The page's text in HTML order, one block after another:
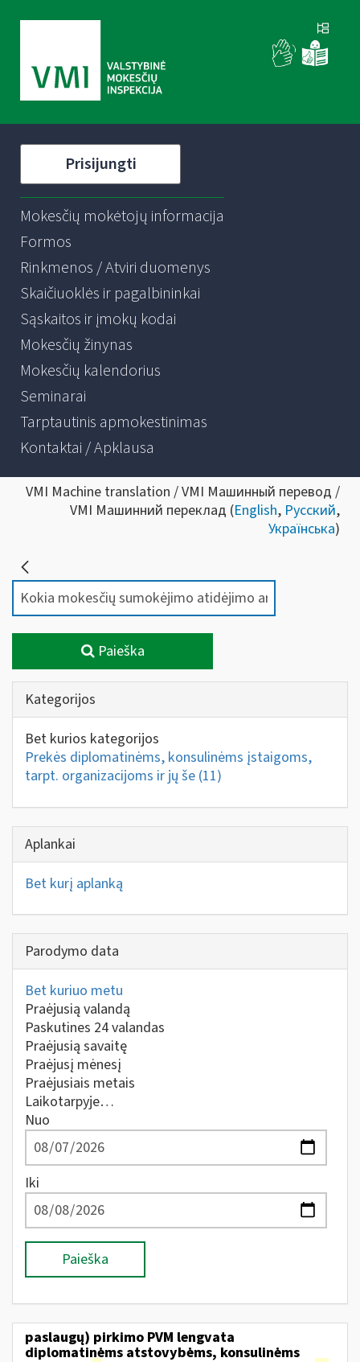
Prisijungti
Mokesčių mokėtojų informacija
Formos
Rinkmenos / Atviri duomenys
Skaičiuoklės ir pagalbininkai
Sąskaitos ir įmokų kodai
Mokesčių žinynas
Mokesčių kalendorius
Seminarai
Tarptautinis apmokestinimas
Kontaktai / Apklausa
VMI Machine translation / VMI Машинный перевод /
VMI Машинний переклад (English, Русский,
Українська)
Paieška
Kategorijos
Bet kurios kategorijos
Prekės diplomatinėms, konsulinėms įstaigoms,
tarpt. organizacijoms ir jų še (11)
Aplankai
Bet kurį aplanką
Parodymo data
Bet kuriuo metu
Praėjusią valandą
Paskutines 24 valandas
Praėjusią savaitę
Praėjusį mėnesį
Praėjusiais metais
Laikotarpyje…
Nuo
Iki
Paieška
paslaugų) pirkimo PVM lengvata
diplomatinėms atstovybėms, konsulinėms